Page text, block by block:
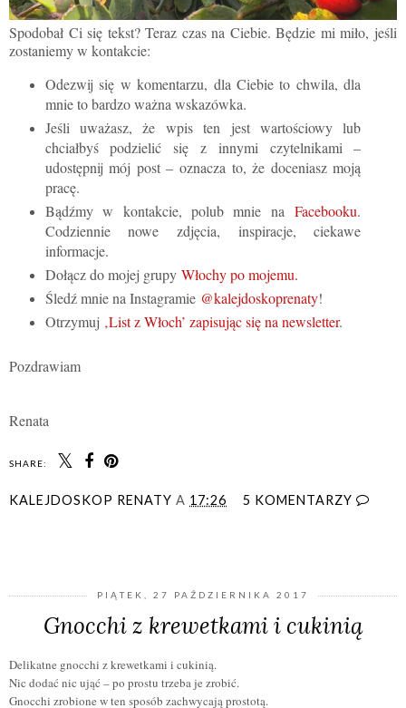
Spodobał Ci się tekst? Teraz czas na Ciebie. Będzie mi miło, jeśli
zostaniemy w kontakcie:
Odezwij się w komentarzu, dla Ciebie to chwila, dla
mnie to bardzo ważna wskazówka.
Jeśli uważasz, że wpis ten jest wartościowy lub
chciałbyś podzielić się z innymi czytelnikami –
udostępnij mój post – oznacza to, że doceniasz moją
pracę.
Bądźmy w kontakcie, polub mnie naFacebooku.
Codziennie nowe zdjęcia, inspiracje, ciekawe
informacje.
Dołącz do mojej grupy Włochy po mojemu.
Śledź mnie na Instagramie @kalejdoskoprenaty!
Otrzymuj ‚List z Włoch’ zapisując się na newsletter.
Pozdrawiam
Renata
SHARE:
KALEJDOSKOP RENATY A 17:26 5 KOMENTARZY
PIĄTEK, 27 PAŹDZIERNIKA 2017
Gnocchi z krewetkami i cukinią
Delikatne gnocchi z krewetkami i cukinią.
Nic dodać nic ująć – po prostu trzeba je zrobić.
Gnocchi zrobione w ten sposób zachwycają prostotą.